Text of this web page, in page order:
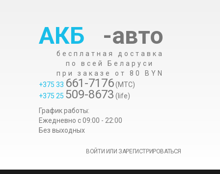
АКБ -авто
бесплатная доставка
по всей Беларуси
при заказе от 80 BYN
+375 33 661-7176(МТС)
+375 25 509-8673 (life)
График работы:
Ежедневно c 09:00 - 22:00
Без выходных
ВОЙТИ ИЛИ ЗАРЕГИСТРИРОВАТЬСЯ